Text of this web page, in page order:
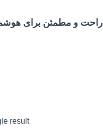
و مطمئن برای
result